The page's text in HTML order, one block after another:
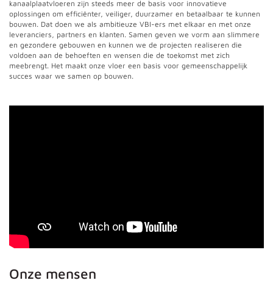
kanaalplaatvloeren zijn steeds meer de basis voor innovatieve
oplossingen om efficiënter, veiliger, duurzamer en betaalbaar te kunnen
bouwen. Dat doen we als ambitieuze VBI-ers met elkaar en met onze
leveranciers, partners en klanten. Samen geven we vorm aan slimmere
en gezondere gebouwen en kunnen we de projecten realiseren die
voldoen aan de behoeften en wensen die de toekomst met zich
meebrengt. Het maakt onze vloer een basis voor gemeenschappelijk
succes waar we samen op bouwen.
Onze mensen